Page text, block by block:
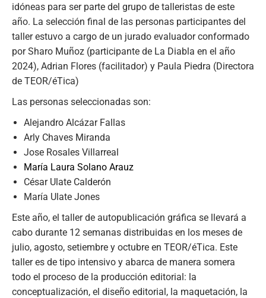
idóneas para ser parte del grupo de talleristas de este
año. La selección final de las personas participantes del
taller estuvo a cargo de un jurado evaluador conformado
por Sharo Muñoz (participante de La Diabla en el año
2024), Adrian Flores (facilitador) y Paula Piedra (Directora
de TEOR/éTica)
Las personas seleccionadas son:
Alejandro Alcázar Fallas
Arly Chaves Miranda
Jose Rosales Villarreal
María Laura Solano Arauz
César Ulate Calderón
María Ulate Jones
Este año, el taller de autopublicación gráfica se llevará a
cabo durante 12 semanas distribuidas en los meses de
julio, agosto, setiembre y octubre en TEOR/éTica. Este
taller es de tipo intensivo y abarca de manera somera
todo el proceso de la producción editorial: la
conceptualización, el diseño editorial, la maquetación, la